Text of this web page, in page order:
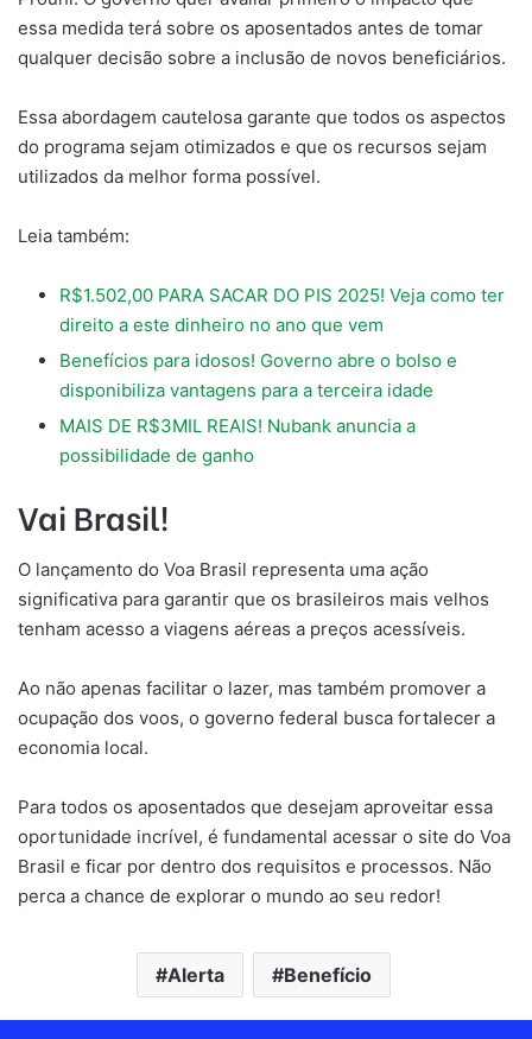
essa medida terá sobre os aposentados antes de tomar
qualquer decisão sobre a inclusão de novos beneficiários.
Essa abordagem cautelosa garante que todos os aspectos
do programa sejam otimizados e que os recursos sejam
utilizados da melhor forma possível.
Leia também:
R$1.502,00 PARA SACAR DO PIS 2025! Veja como ter
direito a este dinheiro no ano que vem
Benefícios para idosos! Governo abre o bolso e
disponibiliza vantagens para a terceira idade
MAIS DE R$3MIL REAIS! Nubank anuncia a
possibilidade de ganho
Vai Brasil!
O lançamento do Voa Brasil representa uma ação
significativa para garantir que os brasileiros mais velhos
tenham acesso a viagens aéreas a preços acessíveis.
Ao não apenas facilitar o lazer, mas também promover a
ocupação dos voos, o governo federal busca fortalecer a
economia local.
Para todos os aposentados que desejam aproveitar essa
oportunidade incrível, é fundamental acessar o site do Voa
Brasil e ficar por dentro dos requisitos e processos. Não
perca a chance de explorar o mundo ao seu redor!
Alerta Benefício